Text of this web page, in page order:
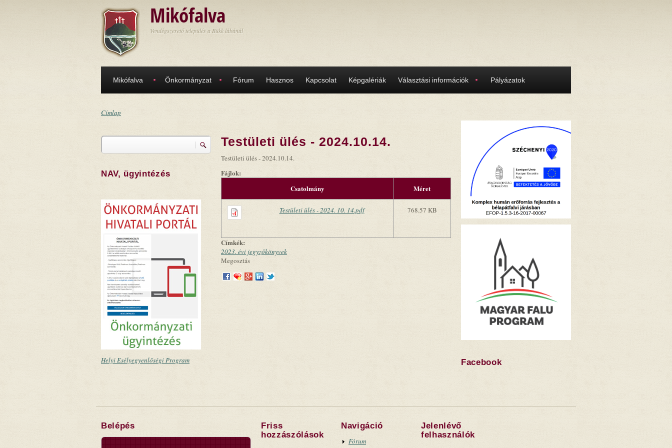
Mikófalva
Vendégszerető település a Bükk lábánál
Mikófalva Önkormányzat Fórum Hasznos Kapcsolat Képgalériák Választási információk Pályázatok
Címlap
Keresés
NAV, ügyintézés
Helyi Esélyegyenlőségi Program
Testületi ülés - 2024.10.14.
Testületi ülés - 2024.10.14.
Fájlok:
Csatolmány
Méret
Testületi ülés - 2024. 10. 14.pdf 768.57 KB
Címkék:
2023. évi jegyzőkönyvek
Megosztás
Facebook
Belépés
Friss
hozzászólások
Navigáció
Fórum
Jelenlévő
felhasználók